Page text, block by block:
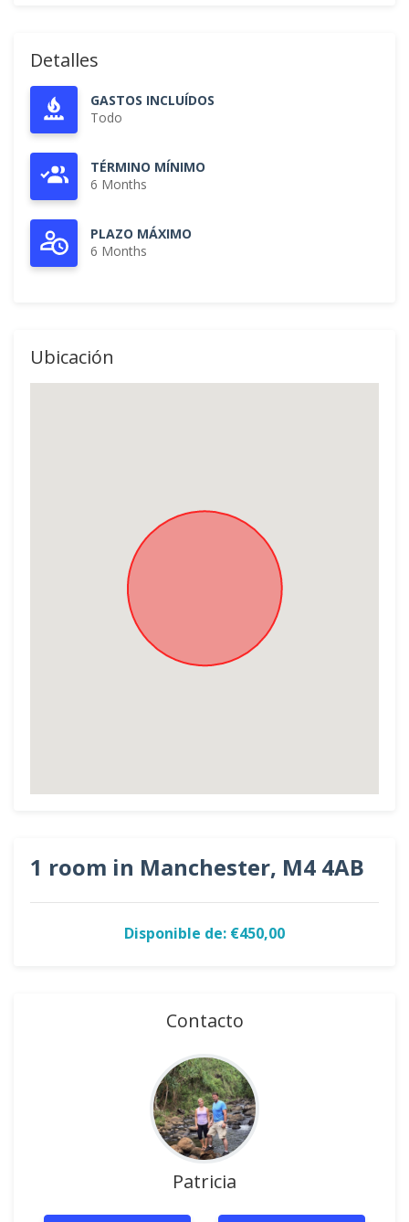
Detalles
GASTOS INCLUÍDOS
Todo
TÉRMINO MÍNIMO
6 Months
PLAZO MÁXIMO
6 Months
Ubicación
1 room in Manchester, M4 4AB
Disponible de: €450,00
Contacto
Patricia